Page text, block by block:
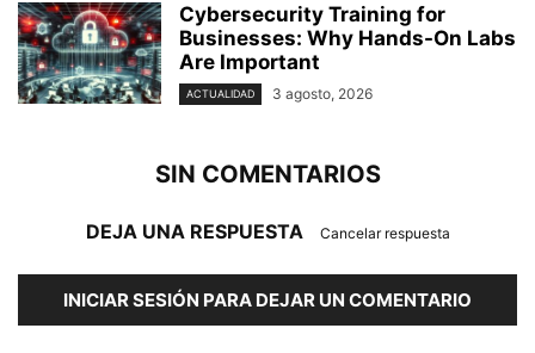
Cybersecurity Training for
Businesses: Why Hands-On Labs
Are Important
ACTUALIDAD 3 agosto, 2026
SIN COMENTARIOS
DEJA UNA RESPUESTA Cancelar respuesta
INICIAR SESIÓN PARA DEJAR UN COMENTARIO